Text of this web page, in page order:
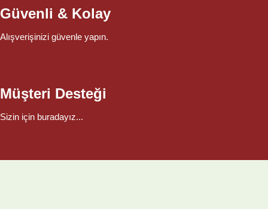
Güvenli & Kolay
Alışverişinizi güvenle yapın.
Müşteri Desteği
Sizin için buradayız...